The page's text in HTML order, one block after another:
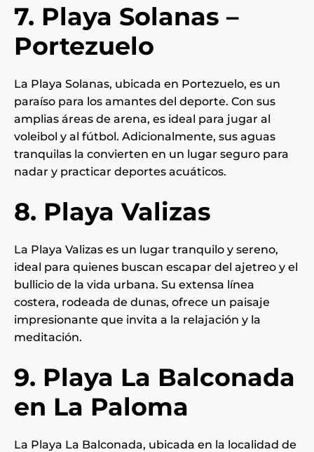
7. Playa Solanas –
Portezuelo
La Playa Solanas, ubicada en Portezuelo, es un
paraíso para los amantes del deporte. Con sus
amplias áreas de arena, es ideal para jugar al
voleibol y al fútbol. Adicionalmente, sus aguas
tranquilas la convierten en un lugar seguro para
nadar y practicar deportes acuáticos.
8. Playa Valizas
La Playa Valizas es un lugar tranquilo y sereno,
ideal para quienes buscan escapar del ajetreo y el
bullicio de la vida urbana. Su extensa línea
costera, rodeada de dunas, ofrece un paisaje
impresionante que invita a la relajación y la
meditación.
9. Playa La Balconada
en La Paloma
La Playa La Balconada, ubicada en la localidad de